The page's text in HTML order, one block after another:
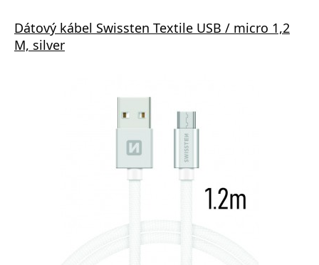
Dátový kábel Swissten Textile USB / micro 1,2
M, silver